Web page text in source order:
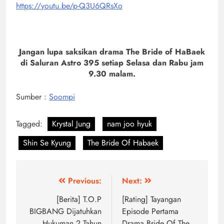
https://youtu.be/p-Q3U6QRsXo
Jangan lupa saksikan drama The Bride of HaBaek
di Saluran Astro 395 setiap Selasa dan Rabu jam
9.30 malam.
Sumber : Soompi
Tagged: Krystal Jung
nam joo hyuk
Shin Se Kyung
The Bride Of Habaek
navigation
Previous:
[Berita] T.O.P
BIGBANG Dijatuhkan
Next:
[Rating] Tayangan
Episode Pertama